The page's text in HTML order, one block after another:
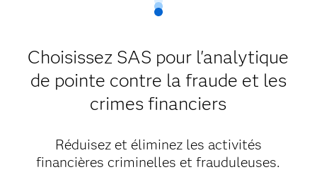
Choisissez SAS pour l'analytique
de pointe contre la fraude et les
crimes financiers
Réduisez et éliminez les activités
financières criminelles et frauduleuses.